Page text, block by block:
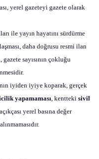
yerel gazeteyi gazete olarak
ile yayın hayatını sürdürme
daha doğrusu resmi ilan
gazete sayısının çokluğu
iyiden iyiye koparak, gerçek
yapamaması, kentteki sivil
yerel basına değer